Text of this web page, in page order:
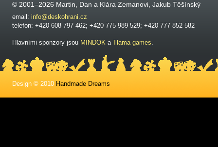
© 2001–2026 Martin, Dan a Klára Zemanovi, Jakub Těšínský
email: info@deskohrani.cz
telefon: +420 608 797 462; +420 775 989 529; +420 777 852 582
Hlavními sponzory jsou MINDOK a Tlama games.
Design © 2010 Handmade Dreams